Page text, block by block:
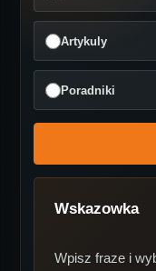
Artykuly
Poradniki
Wskazowka
Wpisz fraze i